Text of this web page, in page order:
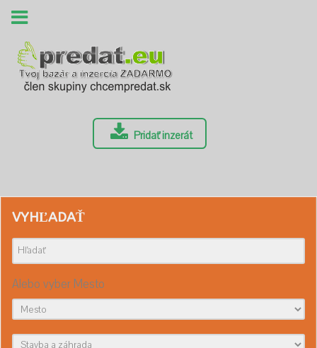
Pridať inzerát
VYHĽADAŤ
Alebo vyber Mesto